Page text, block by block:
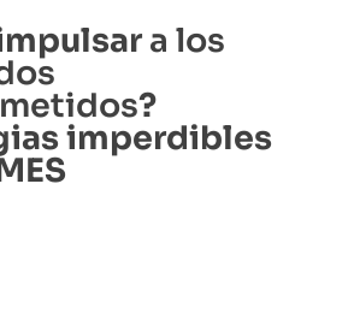
a los
?
imperdibles